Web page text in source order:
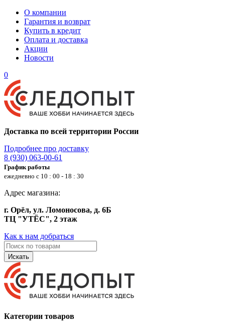
О компании
Гарантия и возврат
Купить в кредит
Оплата и доставка
Акции
Новости
0
Доставка по всей территории России
Подробнее про доставку
8 (930) 063-00-61
График работы
ежедневно с 10 : 00 - 18 : 30
Адрес магазина:
г. Орёл, ул. Ломоносова, д. 6Б
ТЦ "УТЁС", 2 этаж
Как к нам добраться
Искать
Категории товаров